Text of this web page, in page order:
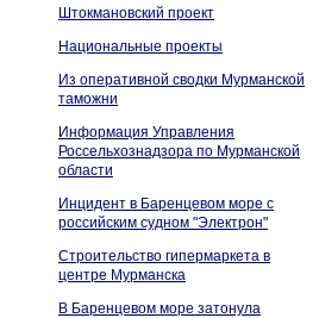
Штокмановский проект
Национальные проекты
Из оперативной сводки Мурманской
таможни
Информация Управления
Россельхознадзора по Мурманской
области
Инцидент в Баренцевом море с
российским судном "Электрон"
Строительство гипермаркета в
центре Мурманска
В Баренцевом море затонула